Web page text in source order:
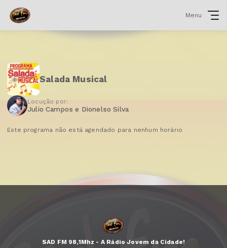
Menu
Salada Musical
Locução por:
Julio Campos e Dionelso Silva
Este programa não está agendado para nenhum horário
SAD FM 98,1Mhz - A Rádio Jovem da Cidade!